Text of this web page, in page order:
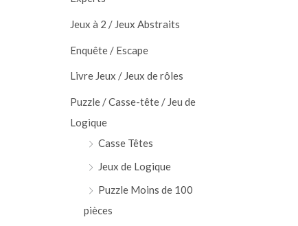
Jeux à 2 / Jeux Abstraits
Enquête / Escape
Livre Jeux / Jeux de rôles
Puzzle / Casse-tête / Jeu de
Logique
Casse Têtes
Jeux de Logique
Puzzle Moins de 100
pièces